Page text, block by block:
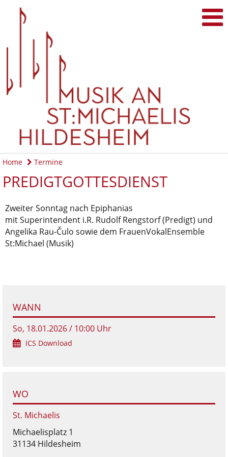
Home Termine
PREDIGTGOTTESDIENST
Zweiter Sonntag nach Epiphanias
mit Superintendent i.R. Rudolf Rengstorf (Predigt) und
Angelika Rau-Čulo sowie dem FrauenVokalEnsemble
St:Michael (Musik)
WANN
So, 18.01.2026 / 10:00 Uhr
ICS Download
WO
St. Michaelis
Michaelisplatz 1
31134 Hildesheim